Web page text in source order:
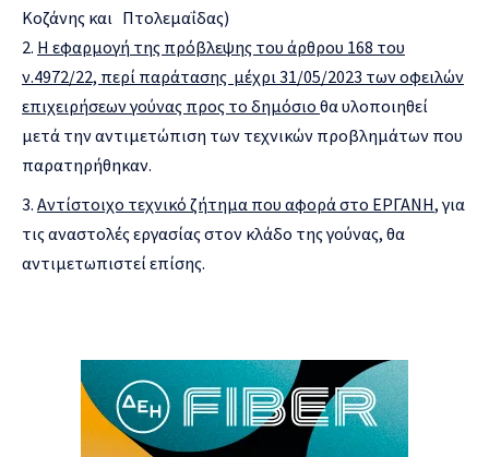
Κοζάνης και Πτολεμαΐδας)
Η εφαρμογή της πρόβλεψης του άρθρου 168 του
ν.4972/22, περί παράτασης μέχρι 31/05/2023 των οφειλών
επιχειρήσεων γούνας προς το δημόσιο θα υλοποιηθεί
μετά την αντιμετώπιση των τεχνικών προβλημάτων που
παρατηρήθηκαν.
Αντίστοιχο τεχνικό ζήτημα που αφορά στο ΕΡΓΑΝΗ, για
τις αναστολές εργασίας στον κλάδο της γούνας, θα
αντιμετωπιστεί επίσης.